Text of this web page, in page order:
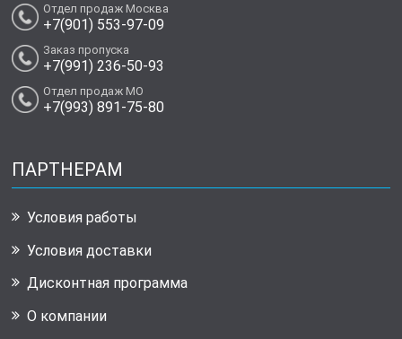
Отдел продаж Москва
+7(901) 553-97-09
Заказ пропуска
+7(991) 236-50-93
Отдел продаж МО
+7(993) 891-75-80
ПАРТНЕРАМ
Условия работы
Условия доставки
Дисконтная программа
О компании